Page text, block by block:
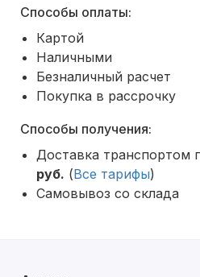
Способы оплаты:
Картой
Наличными
Безналичный расчет
Покупка в рассрочку
Способы получения:
Доставка транспортом
руб. (Все тарифы)
Самовывоз со склада